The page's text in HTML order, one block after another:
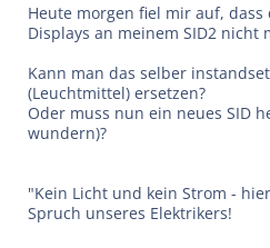
Heute morgen fiel mir auf,
Displays an meinem SID2 nicht
Kann man das selber
(Leuchtmittel) ersetzen?
Oder muss nun ein neues SID
wundern)?
"Kein Licht und kein Strom -
Spruch unseres Elektrikers!